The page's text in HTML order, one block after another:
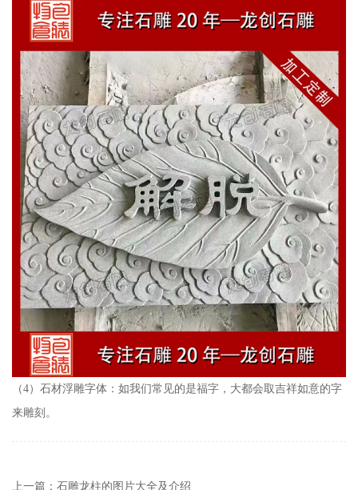
（4）石材浮雕字体：如我们常见的是福字，大都会取吉祥如意的字
来雕刻。
上一篇：石雕龙柱的图片大全及介绍